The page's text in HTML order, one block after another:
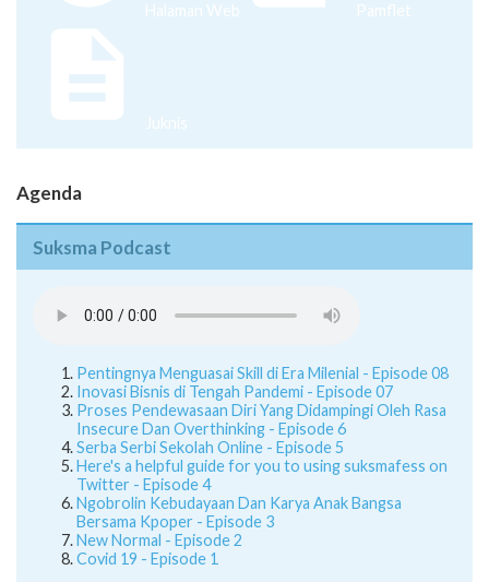
Halaman Web Pamflet
Juknis
Agenda
Suksma Podcast
Pentingnya Menguasai Skill di Era Milenial - Episode 08
Inovasi Bisnis di Tengah Pandemi - Episode 07
Proses Pendewasaan Diri Yang Didampingi Oleh Rasa
Insecure Dan Overthinking - Episode 6
Serba Serbi Sekolah Online - Episode 5
Here's a helpful guide for you to using suksmafess on
Twitter - Episode 4
Ngobrolin Kebudayaan Dan Karya Anak Bangsa
Bersama Kpoper - Episode 3
New Normal - Episode 2
Covid 19 - Episode 1